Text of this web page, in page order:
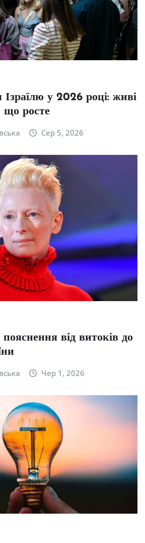
у 2026 році: живі
що росте
Сер 5, 2026
від витоків до
Чер 1, 2026